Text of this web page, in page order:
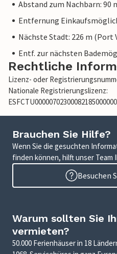
Abstand zum Nachbarn: 90
Entfernung
Nächste Stadt: 226 m (Port
Entf. zur nächsten
Rechtliche
Lizenz- oder
Nationale Registrierungslizenz:
Brauchen Sie Hilfe?
Wenn Sie die gesuchten
finden können, hilft unser Team
Besuchen
Warum sollten Sie
vermieten?
50.000 Ferienhäuser in 18